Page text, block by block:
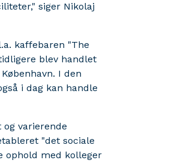
siger Nikolaj
kaffebaren "The
blev handlet
I den
i dag kan handle
varierende
"det sociale
ophold med kolleger